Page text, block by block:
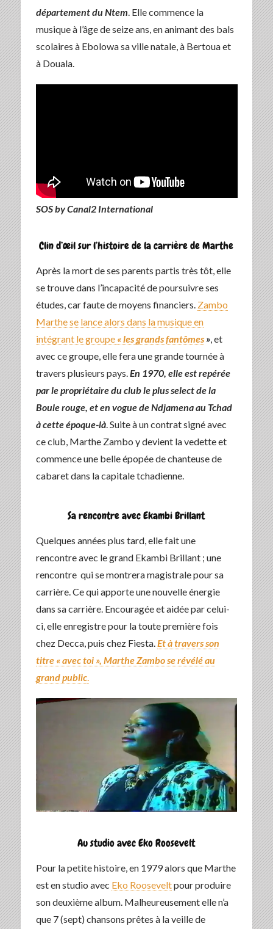
département du Ntem. Elle commence la
musique à l’âge de seize ans, en animant des bals
scolaires à Ebolowa sa ville natale, à Bertoua et
à Douala.
SOS by Canal2 International
Clin d’œil sur l’histoire de la carrière de Marthe
Après la mort de ses parents partis très tôt, elle
se trouve dans l’incapacité de poursuivre ses
études, car faute de moyens financiers. Zambo
Marthe se lance alors dans la musique en
intégrant le groupe « les grands fantômes», et
avec ce groupe, elle fera une grande tournée à
travers plusieurs pays.En 1970, elle est repérée
par le propriétaire du club le plus select de la
Boule rouge, et en vogue de Ndjamena au Tchad
à cette époque-là. Suite à un contrat signé avec
ce club, Marthe Zambo y devient la vedette et
commence une belle épopée de chanteuse de
cabaret dans la capitale tchadienne.
Sa rencontre avec Ekambi Brillant
Quelques années plus tard, elle fait une
rencontre avec le grand Ekambi Brillant ; une
rencontre qui se montrera magistrale pour sa
carrière. Ce qui apporte une nouvelle énergie
dans sa carrière. Encouragée et aidée par celui-
ci, elle enregistre pour la toute première fois
chez Decca, puis chez Fiesta.Et à travers son
titre « avec toi », Marthe Zambo se révélé au
grand public.
Au studio avec Eko Roosevelt
Pour la petite histoire, en 1979 alors que Marthe
est en studio avec Eko Rooseveltpour produire
son deuxième album. Malheureusement elle n’a
que 7 (sept) chansons prêtes à la veille de